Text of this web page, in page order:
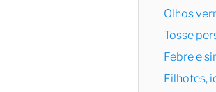
Olhos
Tosse
Febre e
Filhotes,